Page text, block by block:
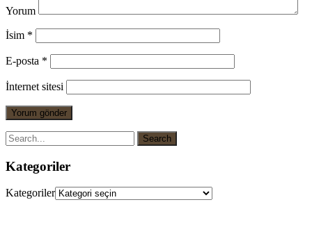
Yorum
İsim *
E-posta *
İnternet sitesi
Kategoriler
Kategoriler